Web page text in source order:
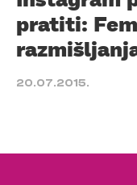
pratiti:
20.07.2015.